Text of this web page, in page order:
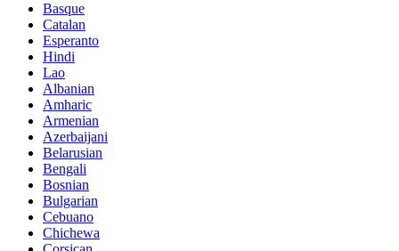
Basque
Catalan
Esperanto
Hindi
Lao
Albanian
Amharic
Armenian
Azerbaijani
Belarusian
Bengali
Bosnian
Bulgarian
Cebuano
Chichewa